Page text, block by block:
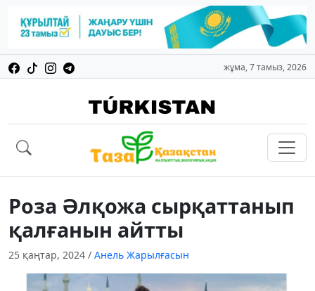
жұма, 7 тамыз, 2026
Роза Әлқожа сырқаттанып
қалғанын айтты
25 қаңтар, 2024 / Анель Жарылғасын